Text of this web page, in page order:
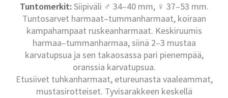
Tuntomerkit:Siipiväli ♂ 34–40 mm, ♀ 37–53 mm.
Tuntosarvet harmaat–tummanharmaat, koiraan
kampahampaat ruskeanharmaat. Keskiruumis
harmaa–tummanharmaa, siinä 2–3 mustaa
karvatupsua ja sen takaosassa pari pienempää,
oranssia karvatupsua.
Etusiivet tuhkanharmaat, etureunasta vaaleammat,
mustasirotteiset. Tyvisarakkeen keskellä